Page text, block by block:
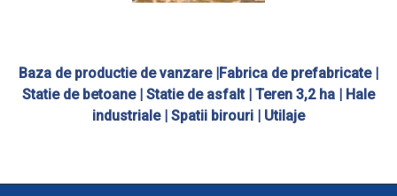
Baza de productie de vanzare |Fabrica de prefabricate |
Statie de betoane | Statie de asfalt | Teren 3,2 ha | Hale
industriale | Spatii birouri | Utilaje